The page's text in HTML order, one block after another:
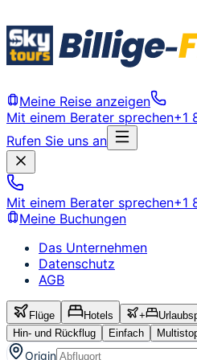
Meine Reise anzeigen
Mit einem Berater sprechen+1
Rufen Sie uns an
Mit einem Berater sprechen+1
Meine Buchungen
Das Unternehmen
Datenschutz
AGB
Flüge Hotels +
Hin- und Rückflug
Einfach
Origin